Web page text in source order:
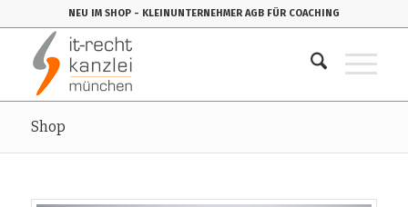
NEU IM SHOP - KLEINUNTERNEHMER AGB FÜR COACHING
Shop